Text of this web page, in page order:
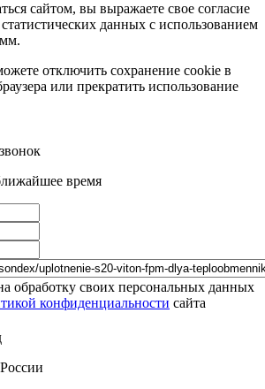
сайтом, вы выражаете свое согласие
данных с использованием
отключить сохранение cookie в
или прекратить использование
время
обработку своих персональных данных
конфиденциальности сайта